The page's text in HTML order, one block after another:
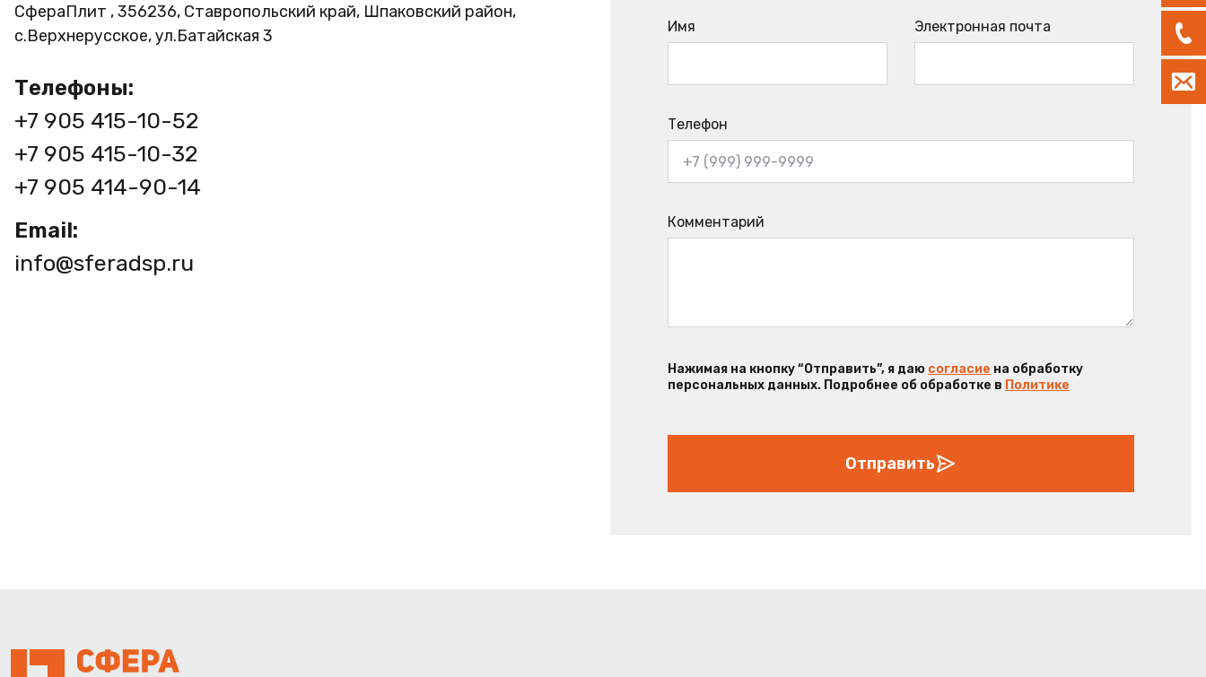
СфераПлит , 356236, Ставропольский край, Шпаковский район,
с.Верхнерусское, ул.Батайская 3
Телефоны:
+7 905 415-10-52
+7 905 415-10-32
+7 905 414-90-14
Email:
info@sferadsp.ru
Имя Электронная почта
Телефон
Комментарий
Нажимая на кнопку “Отправить”, я даю согласие на обработку
персональных данных. Подробнее об обработке в Политике
Отправить